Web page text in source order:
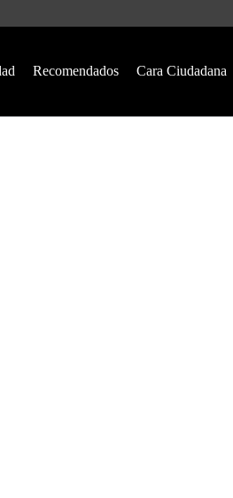
Recomendados Cara Ciudadana